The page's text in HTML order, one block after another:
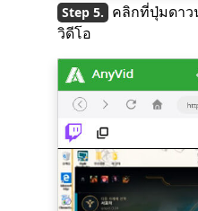
คลิกที่ปุ่มดาว
วิดีโอ